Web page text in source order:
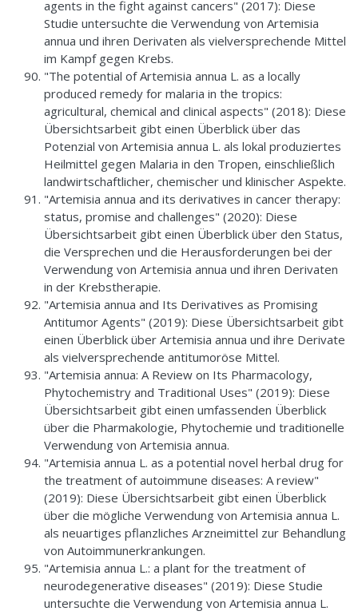
agents in the fight against cancers" (2017): Diese
Studie untersuchte die Verwendung von Artemisia
annua und ihren Derivaten als vielversprechende Mittel
im Kampf gegen Krebs.
"The potential of Artemisia annua L. as a locally
produced remedy for malaria in the tropics:
agricultural, chemical and clinical aspects" (2018): Diese
Übersichtsarbeit gibt einen Überblick über das
Potenzial von Artemisia annua L. als lokal produziertes
Heilmittel gegen Malaria in den Tropen, einschließlich
landwirtschaftlicher, chemischer und klinischer Aspekte.
"Artemisia annua and its derivatives in cancer therapy:
status, promise and challenges" (2020): Diese
Übersichtsarbeit gibt einen Überblick über den Status,
die Versprechen und die Herausforderungen bei der
Verwendung von Artemisia annua und ihren Derivaten
in der Krebstherapie.
"Artemisia annua and Its Derivatives as Promising
Antitumor Agents" (2019): Diese Übersichtsarbeit gibt
einen Überblick über Artemisia annua und ihre Derivate
als vielversprechende antitumoröse Mittel.
"Artemisia annua: A Review on Its Pharmacology,
Phytochemistry and Traditional Uses" (2019): Diese
Übersichtsarbeit gibt einen umfassenden Überblick
über die Pharmakologie, Phytochemie und traditionelle
Verwendung von Artemisia annua.
"Artemisia annua L. as a potential novel herbal drug for
the treatment of autoimmune diseases: A review"
(2019): Diese Übersichtsarbeit gibt einen Überblick
über die mögliche Verwendung von Artemisia annua L.
als neuartiges pflanzliches Arzneimittel zur Behandlung
von Autoimmunerkrankungen.
"Artemisia annua L.: a plant for the treatment of
neurodegenerative diseases" (2019): Diese Studie
untersuchte die Verwendung von Artemisia annua L.